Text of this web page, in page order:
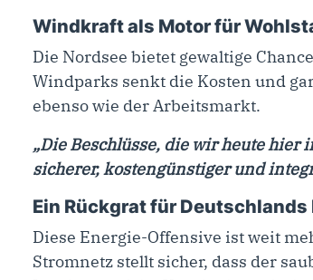
Windkraft als Motor für
Die Nordsee bietet gewaltige
Windparks senkt die Kosten und
ebenso wie der Arbeitsmarkt.
„Die Beschlüsse, die wir heute
sicherer, kostengünstiger und
Ein Rückgrat für
Diese Energie-Offensive ist weit
Stromnetz stellt sicher, dass der